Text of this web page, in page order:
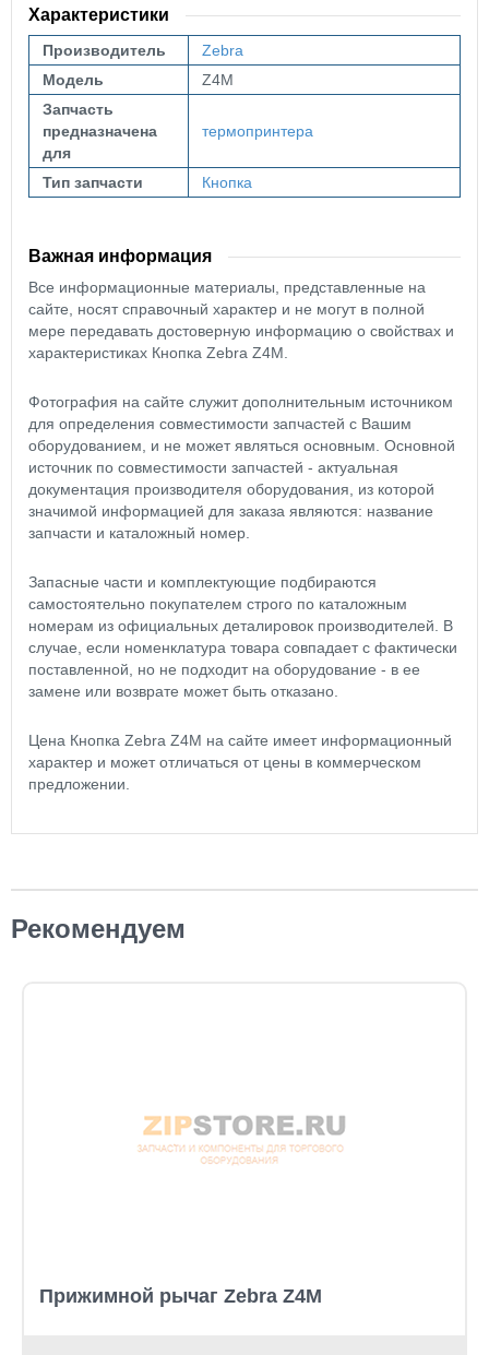
Характеристики
Производитель
Zebra
Модель
Z4M
Запчасть
предназначена
для
термопринтера
Тип запчасти Кнопка
Важная информация
Все информационные материалы, представленные на
сайте, носят справочный характер и не могут в полной
мере передавать достоверную информацию о свойствах и
характеристиках Кнопка Zebra Z4M.
Фотография на сайте служит дополнительным источником
для определения совместимости запчастей с Вашим
оборудованием, и не может являться основным. Основной
источник по совместимости запчастей - актуальная
документация производителя оборудования, из которой
значимой информацией для заказа являются: название
запчасти и каталожный номер.
Запасные части и комплектующие подбираются
самостоятельно покупателем строго по каталожным
номерам из официальных деталировок производителей. В
случае, если номенклатура товара совпадает с фактически
поставленной, но не подходит на оборудование - в ее
замене или возврате может быть отказано.
Цена Кнопка Zebra Z4M на сайте имеет информационный
характер и может отличаться от цены в коммерческом
предложении.
Рекомендуем
Прижимной рычаг Zebra Z4M